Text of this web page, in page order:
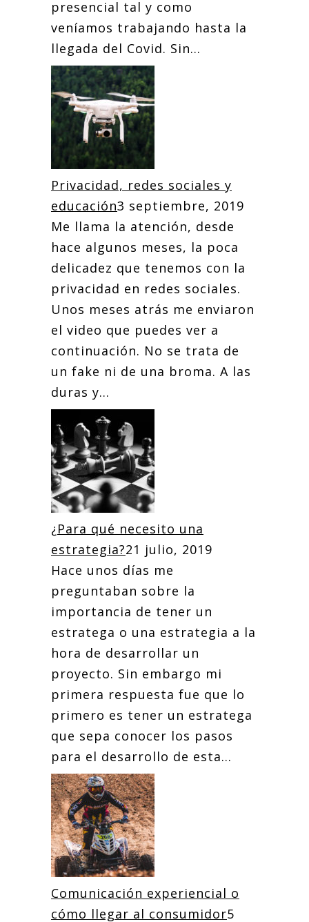
presencial tal y como
veníamos trabajando hasta la
llegada del Covid. Sin...
Privacidad, redes sociales y
educación3 septiembre, 2019
Me llama la atención, desde
hace algunos meses, la poca
delicadez que tenemos con la
privacidad en redes sociales.
Unos meses atrás me enviaron
el video que puedes ver a
continuación. No se trata de
un fake ni de una broma. A las
duras y...
¿Para qué necesito una
estrategia?21 julio, 2019
Hace unos días me
preguntaban sobre la
importancia de tener un
estratega o una estrategia a la
hora de desarrollar un
proyecto. Sin embargo mi
primera respuesta fue que lo
primero es tener un estratega
que sepa conocer los pasos
para el desarrollo de esta...
Comunicación experiencial o
cómo llegar al consumidor5